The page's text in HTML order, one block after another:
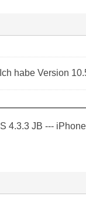
habe Version
4.3.3 JB ---